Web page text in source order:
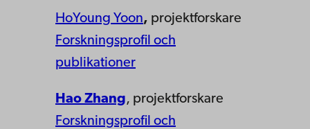
HoYoung Yoon, projektforskare
Forskningsprofil och
publikationer
Hao Zhang, projektforskare
Forskningsprofil och